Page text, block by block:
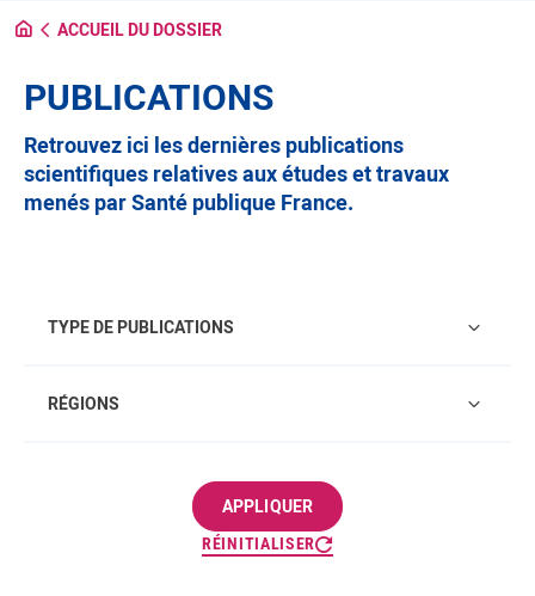
ACCUEIL DU DOSSIER
PUBLICATIONS
Retrouvez ici les dernières publications
scientifiques relatives aux études et travaux
menés par Santé publique France.
TYPE DE PUBLICATIONS
RÉGIONS
RÉINITIALISER